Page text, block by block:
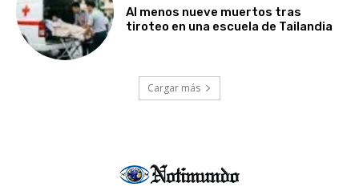
Al menos nueve muertos tras
tiroteo en una escuela de Tailandia
Cargar más